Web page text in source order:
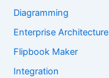
Diagramming
Enterprise Architecture
Flipbook Maker
Integration